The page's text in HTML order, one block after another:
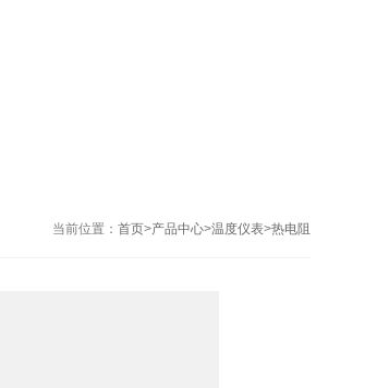
当前位置： 首页>产品中心>温度仪表>热电阻